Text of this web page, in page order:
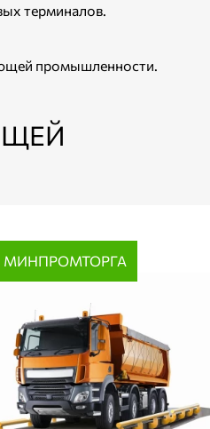
терминалов.
промышленности.
МИНПРОМТОРГА